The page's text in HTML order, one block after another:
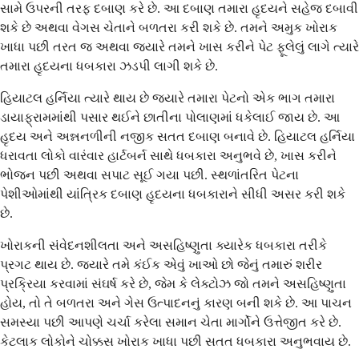
સામે ઉપરની તરફ દબાણ કરે છે. આ દબાણ તમારા હૃદયને સહેજ દબાવી
શકે છે અથવા વેગસ ચેતાને બળતરા કરી શકે છે. તમને અમુક ખોરાક
ખાધા પછી તરત જ અથવા જ્યારે તમને ખાસ કરીને પેટ ફૂલેલું લાગે ત્યારે
તમારા હૃદયના ધબકારા ઝડપી લાગી શકે છે.
હિયાટલ હર્નિયા ત્યારે થાય છે જ્યારે તમારા પેટનો એક ભાગ તમારા
ડાયાફ્રામમાંથી પસાર થઈને છાતીના પોલાણમાં ધકેલાઈ જાય છે. આ
હૃદય અને અન્નનળીની નજીક સતત દબાણ બનાવે છે. હિયાટલ હર્નિયા
ધરાવતા લોકો વારંવાર હાર્ટબર્ન સાથે ધબકારા અનુભવે છે, ખાસ કરીને
ભોજન પછી અથવા સપાટ સૂઈ ગયા પછી. સ્થળાંતરિત પેટના
પેશીઓમાંથી યાંત્રિક દબાણ હૃદયના ધબકારાને સીધી અસર કરી શકે
છે.
ખોરાકની સંવેદનશીલતા અને અસહિષ્ણુતા ક્યારેક ધબકારા તરીકે
પ્રગટ થાય છે. જ્યારે તમે કંઈક એવું ખાઓ છો જેનું તમારું શરીર
પ્રક્રિયા કરવામાં સંઘર્ષ કરે છે, જેમ કે લેક્ટોઝ જો તમને અસહિષ્ણુતા
હોય, તો તે બળતરા અને ગેસ ઉત્પાદનનું કારણ બની શકે છે. આ પાચન
સમસ્યા પછી આપણે ચર્ચા કરેલા સમાન ચેતા માર્ગોને ઉત્તેજીત કરે છે.
કેટલાક લોકોને ચોક્કસ ખોરાક ખાધા પછી સતત ધબકારા અનુભવાય છે.